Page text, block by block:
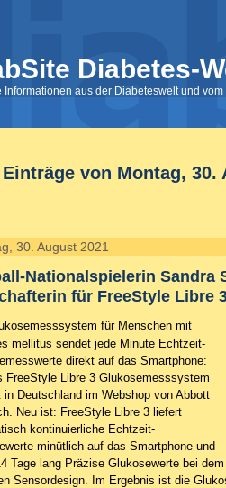
Diabetes-
Informationen aus der Diabeteswelt und
Einträge von Montag, 30.
30. August 2021
Nationalspielerin Sandra
für FreeStyle Libre
für Menschen mit
mellitus sendet jede Minute Echtzeit-
direkt auf das Smartphone:
FreeStyle Libre 3 Glukosemesssystem
Deutschland im Webshop von Abbott
Neu ist: FreeStyle Libre 3 liefert
kontinuierliche Echtzeit-
minütlich auf das Smartphone und
Tage lang Präzise Glukosewerte bei
Sensordesign. Im Ergebnis ist die